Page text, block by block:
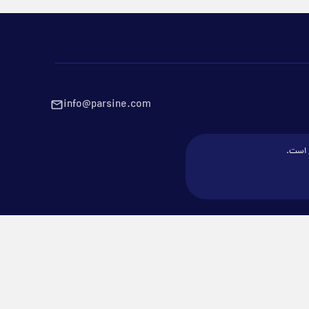
info@parsine.com
است.